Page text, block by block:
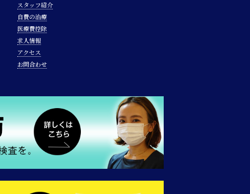
スタッフ紹介
自費の治療
医療費控除
求人情報
アクセス
お問合わせ